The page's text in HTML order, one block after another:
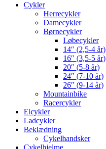
Cykler
Herrecykler
Damecykler
Børnecykler
Løbecykler
14″ (2,5-4 år)
16″ (3,5-5 år)
20″ (5-8 år)
24″ (7-10 år)
26″ (9-14 år)
Mountainbike
Racercykler
Elcykler
Ladcykler
Beklædning
Cykelhandsker
Cykelhjelme